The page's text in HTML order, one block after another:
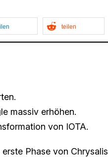
teilen
massiv erhöhen.
von IOTA.
Phase von Chrysalis